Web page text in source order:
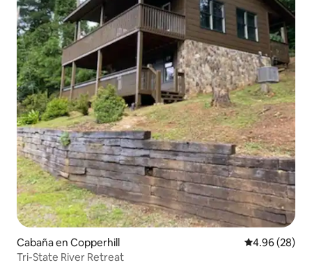
Cabaña en Copperhill Calificación
4.96 (28)
Tri-State River Retreat